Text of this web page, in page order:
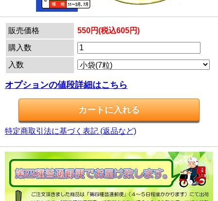
販売価格 550円(税込605円)
購入数
入数
オプションの値段詳細はこちら
特定商取引法に基づく表記 (返品など)